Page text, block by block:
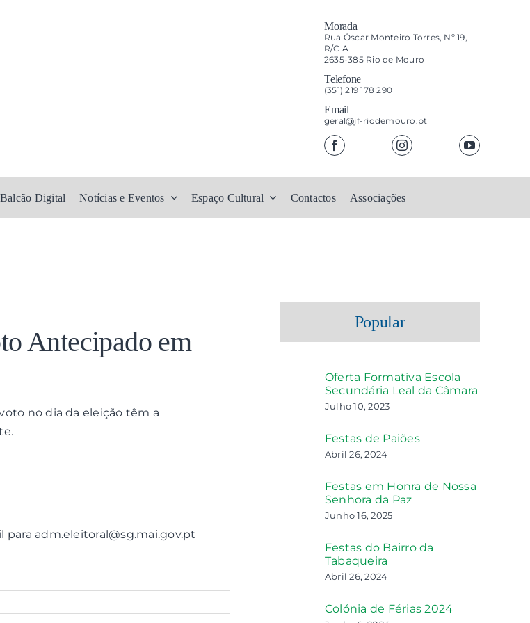
Morada
Rua Óscar Monteiro Torres, Nº 19,
R/C A
2635-385 Rio de Mouro
Telefone
(351) 219 178 290
Email
geral@jf-riodemouro.pt
Balcão Digital Notícias e Eventos Espaço Cultural Contactos Associações
Antecipado em
no dia da eleição têm a
adm.eleitoral@sg.mai.gov.pt
Popular
Oferta Formativa Escola
Secundária Leal da Câmara
Julho 10, 2023
Festas de Paiões
Abril 26, 2024
Festas em Honra de Nossa
Senhora da Paz
Junho 16, 2025
Festas do Bairro da
Tabaqueira
Abril 26, 2024
Colónia de Férias 2024